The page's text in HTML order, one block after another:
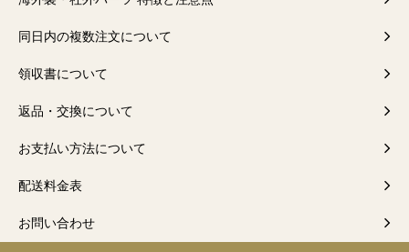
同日内の複数注文について
領収書について
返品・交換について
お支払い方法について
配送料金表
お問い合わせ